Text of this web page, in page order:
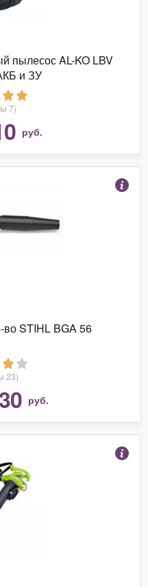
пылесос AL-KO LBV
и ЗУ
7)
руб.
во STIHL BGA 56
23)
руб.